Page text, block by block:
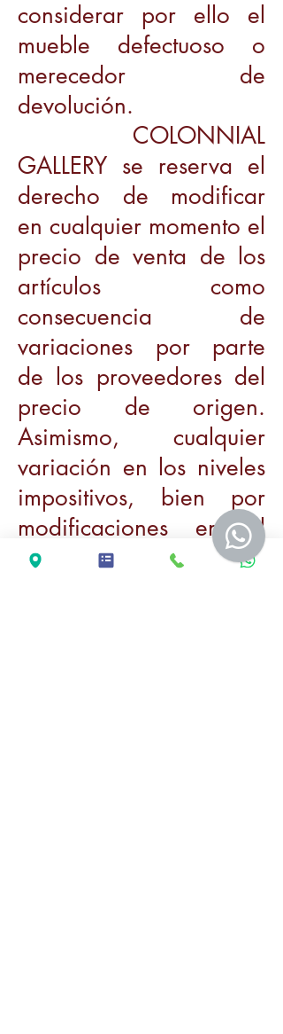
considerar por ello el
mueble defectuoso o
merecedor de
devolución.
COLONNIAL
GALLERY se reserva el
derecho de modificar
en cualquier momento el
precio de venta de los
artículos como
consecuencia de
variaciones por parte
de los proveedores del
precio de origen.
Asimismo, cualquier
variación en los niveles
impositivos, bien por
modificaciones en el
tipo del impuesto sobre